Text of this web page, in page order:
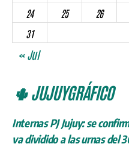
24
25 26
31
« Jul
🌵 JUJUYGRÁFICO
Internas PJ Jujuy: se
va dividido a las urnas del